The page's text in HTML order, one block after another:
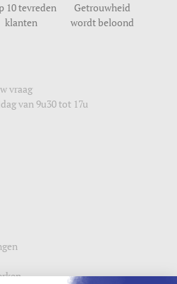
10 tevreden
klanten
Getrouwheid
wordt beloond
vraag
van 9u30 tot 17u